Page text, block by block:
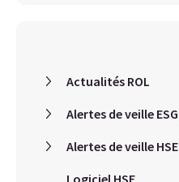
Actualités ROL
Alertes de veille ESG
Alertes de veille HSE
Logiciel HSE